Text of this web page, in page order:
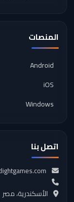
المنصات
Android
iOS
Windows
اتصل بنا
الأسكندرية، مصر